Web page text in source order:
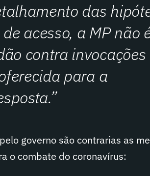
das
acesso, a MP não
contra invocações
para a
governo são contrarias as
o combate do coronavírus: